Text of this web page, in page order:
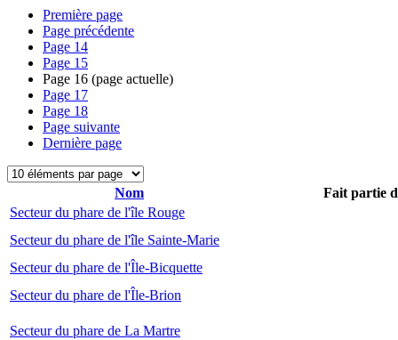
Première page
Page précédente
Page 14
Page 15
Page 16 (page actuelle)
Page 17
Page 18
Page suivante
Dernière page
Nom
Fait partie
Secteur du phare de l'île Rouge
Secteur du phare de l'île Sainte-Marie
Secteur du phare de l'Île-Bicquette
Secteur du phare de l'Île-Brion
Secteur du phare de La Martre